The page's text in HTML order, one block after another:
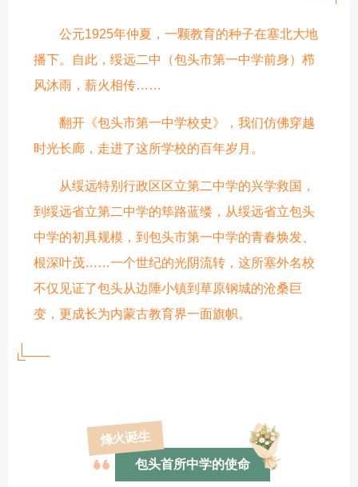
公元1925年仲夏，一颗教育的种子在塞北大地
播下。自此，绥远二中（包头市第一中学前身）栉
风沐雨，薪火相传……
翻开《包头市第一中学校史》，我们仿佛穿越
时光长廊，走进了这所学校的百年岁月。
从绥远特别行政区区立第二中学的兴学救国，
到绥远省立第二中学的筚路蓝缕，从绥远省立包头
中学的初具规模，到包头市第一中学的青春焕发、
根深叶茂……一个世纪的光阴流转，这所塞外名校
不仅见证了包头从边陲小镇到草原钢城的沧桑巨
变，更成长为内蒙古教育界一面旗帜。
烽火诞生
包头首所中学的使命